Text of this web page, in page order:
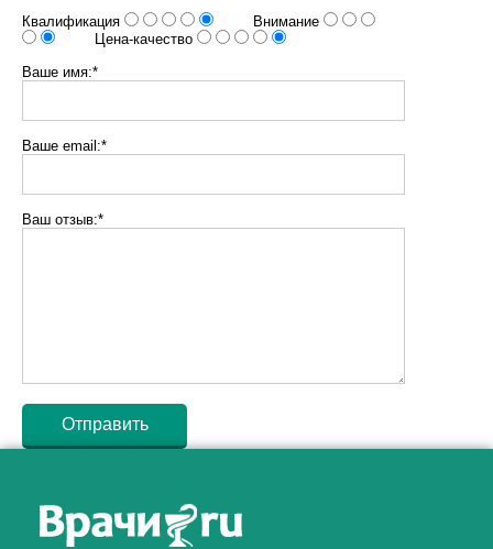
Квалификация
Внимание
Цена-качество
Ваше имя:*
Ваше email:*
Ваш отзыв:*